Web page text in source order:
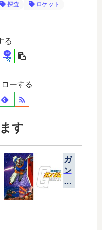
探査
ロケット
る
ーする
す
ガ
ン
ダ